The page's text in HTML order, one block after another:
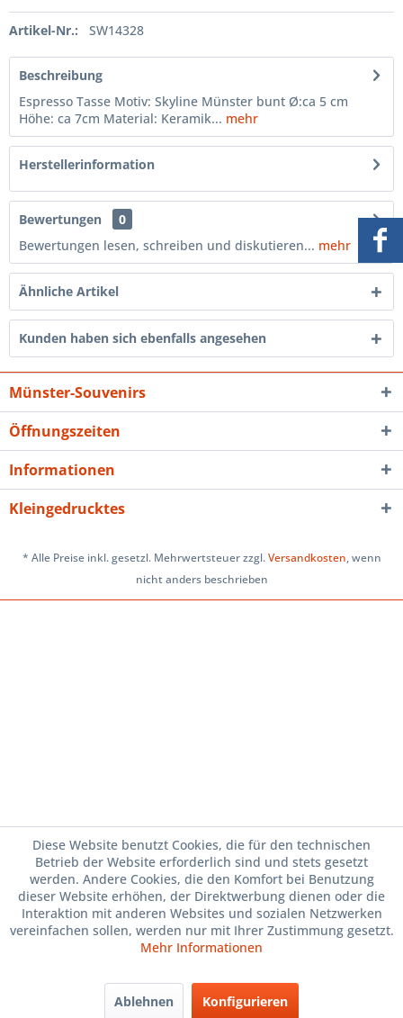
Artikel-Nr.: SW14328
Beschreibung
Espresso Tasse Motiv: Skyline Münster bunt Ø:ca 5 cm
Höhe: ca 7cm Material: Keramik... mehr
Herstellerinformation
Bewertungen
0
Bewertungen lesen, schreiben und diskutieren... mehr
Ähnliche Artikel
Kunden haben sich ebenfalls angesehen
Münster-Souvenirs
Öffnungszeiten
Informationen
Kleingedrucktes
* Alle Preise inkl. gesetzl. Mehrwertsteuer zzgl.Versandkosten, wenn
nicht anders beschrieben
Diese Website benutzt Cookies, die für den technischen
Betrieb der Website erforderlich sind und stets gesetzt
werden. Andere Cookies, die den Komfort bei Benutzung
dieser Website erhöhen, der Direktwerbung dienen oder die
Interaktion mit anderen Websites und sozialen Netzwerken
vereinfachen sollen, werden nur mit Ihrer Zustimmung gesetzt.
Mehr Informationen
Ablehnen Konfigurieren